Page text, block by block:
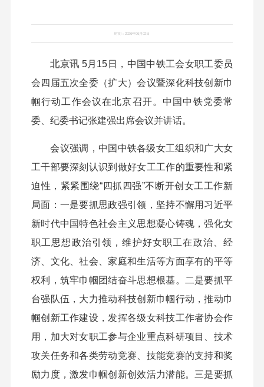
时间：2026年06月02日
北京讯 5月15日，中国中铁工会女职工委员
会四届五次全委（扩大）会议暨深化科技创新巾
帼行动工作会议在北京召开。中国中铁党委常
委、纪委书记张建强出席会议并讲话。
会议强调，中国中铁各级女工组织和广大女
工干部要深刻认识到做好女工工作的重要性和紧
迫性，紧紧围绕“四抓四强”不断开创女工工作新
局面：一是要抓思政强引领，坚持不懈用习近平
新时代中国特色社会主义思想凝心铸魂，强化女
职工思想政治引领，维护好女职工在政治、经
济、文化、社会、家庭和生活等方面享有的平等
权利，筑牢巾帼团结奋斗思想根基。二是要抓平
台强队伍，大力推动科技创新巾帼行动，推动巾
帼创新工作建设，发挥各级女科技工作者协会作
用，加大对女职工参与企业重点科研项目、技术
攻关任务和各类劳动竞赛、技能竞赛的支持和奖
励力度，激发巾帼创新创效活力潜能。三是要抓